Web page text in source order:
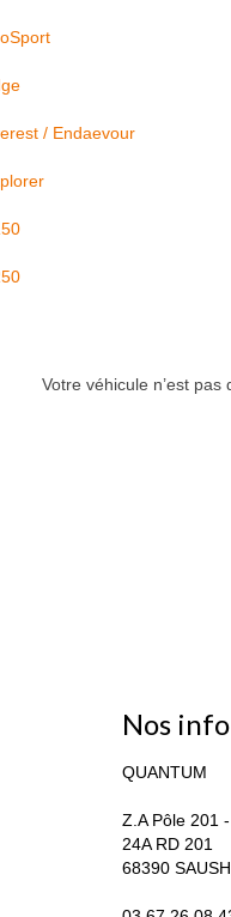
/ Endaevour
Votre véhicule n’est
Nos
QUANTUM
Z.A Pôle 201
24A RD 201
68390